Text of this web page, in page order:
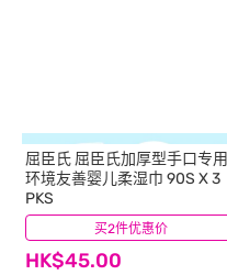
买2件优惠价
屈臣氏 屈臣氏加厚型手口专用
环境友善婴儿柔湿巾 90S X 3
PKS
HK$45.00
(877)